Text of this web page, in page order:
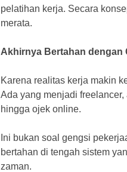
pelatihan kerja. Secara
merata.
Akhirnya Bertahan dengan
Karena realitas kerja makin
Ada yang menjadi
hingga ojek online.
Ini bukan soal gengsi
bertahan di tengah sistem
zaman.